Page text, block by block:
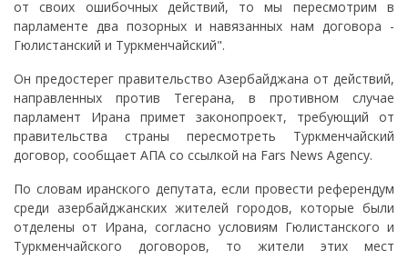
от своих ошибочных действий, то мы пересмотрим в
парламенте два позорных и навязанных нам договора -
Гюлистанский и Туркменчайский".
Он предостерег правительство Азербайджана от действий,
направленных против Тегерана, в противном случае
парламент Ирана примет законопроект, требующий от
правительства страны пересмотреть Туркменчайский
договор, сообщает АПА со ссылкой на Fars News Agency.
По словам иранского депутата, если провести референдум
среди азербайджанских жителей городов, которые были
отделены от Ирана, согласно условиям Гюлистанского и
Туркменчайского договоров, то жители этих мест